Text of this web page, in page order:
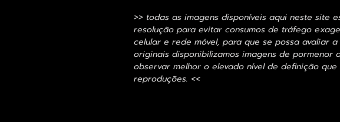
>> todas as imagens disponíveis aqui neste site
resolução para evitar consumos de tráfego
celular e rede móvel, para que se possa avaliar
originais disponibilizamos imagens de pormenor
observar melhor o elevado nível de definição
reproduções. <<